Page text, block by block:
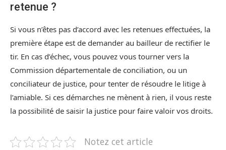
retenue ?
Si vous n’êtes pas d’accord avec les retenues effectuées, la
première étape est de demander au bailleur de rectifier le
tir. En cas d’échec, vous pouvez vous tourner vers la
Commission départementale de conciliation, ou un
conciliateur de justice, pour tenter de résoudre le litige à
l’amiable. Si ces démarches ne mènent à rien, il vous reste
la possibilité de saisir la justice pour faire valoir vos droits.
Notez cet article